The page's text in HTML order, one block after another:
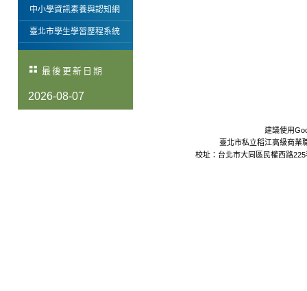
中小學資訊素養與認知網
臺北市學生學習歷程系統
最後更新日期
2026-08-07
建議使用
臺北市私立稻江高級商業
校址：台北市大同區民權西路